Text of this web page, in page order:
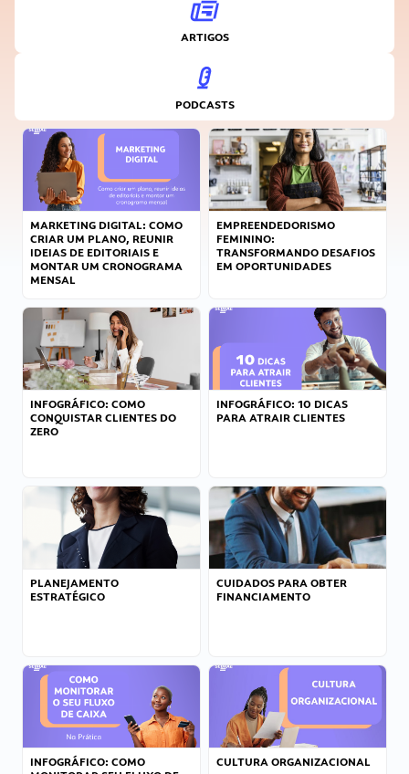
ARTIGOS
PODCASTS
MARKETING DIGITAL: COMO
CRIAR UM PLANO, REUNIR
IDEIAS DE EDITORIAIS E
MONTAR UM CRONOGRAMA
MENSAL
EMPREENDEDORISMO
FEMININO:
TRANSFORMANDO DESAFIOS
EM OPORTUNIDADES
INFOGRÁFICO: COMO
CONQUISTAR CLIENTES DO
ZERO
INFOGRÁFICO: 10 DICAS
PARA ATRAIR CLIENTES
PLANEJAMENTO
ESTRATÉGICO
CUIDADOS PARA OBTER
FINANCIAMENTO
INFOGRÁFICO: COMO
CULTURA ORGANIZACIONAL